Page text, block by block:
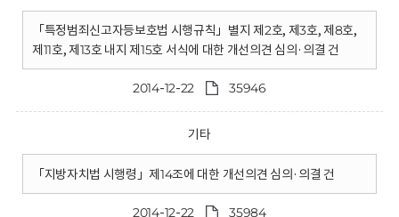
「특정범죄신고자등보호법 시행규칙」별지 제2호, 제3호, 제8호,
제11호, 제13호 내지 제15호 서식에 대한 개선의견 심의·의결 건
2014-12-22 35946
기타
「지방자치법 시행령」제14조에 대한 개선의견 심의·의결 건
2014-12-22 35984